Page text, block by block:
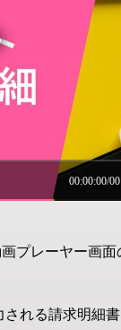
プレーヤー画
れる請求明細